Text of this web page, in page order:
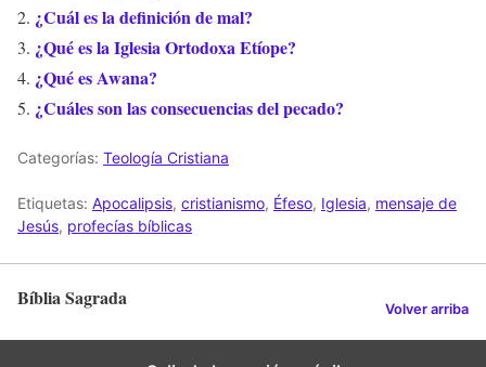
¿Cuál es la definición de mal?
¿Qué es la Iglesia Ortodoxa Etíope?
¿Qué es Awana?
¿Cuáles son las consecuencias del pecado?
Categorías: Teología Cristiana
Etiquetas: Apocalipsis, cristianismo, Éfeso, Iglesia, mensaje de
Jesús, profecías bíblicas
Bíblia Sagrada Volver arriba